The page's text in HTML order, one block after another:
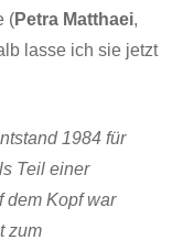
(Petra Matthaei,
lasse ich sie jetzt
1984 für
Teil einer
dem Kopf war
zum